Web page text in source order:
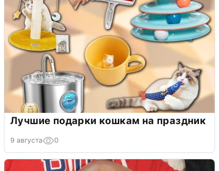
Лучшие подарки кошкам на праздник
9 августа 0